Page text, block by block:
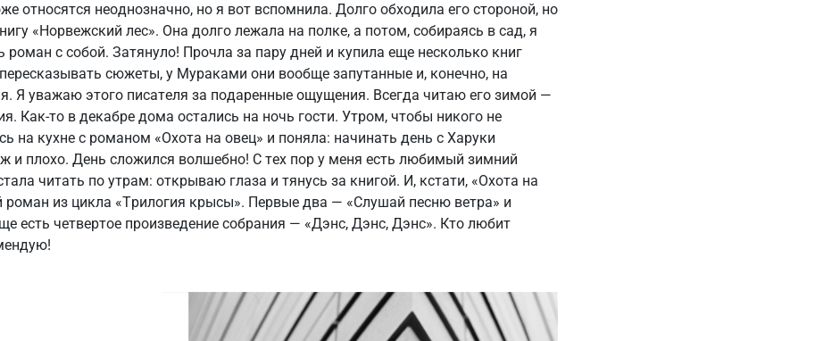
относятся неоднозначно, но я вот вспомнила. Долго обходила его стороной, но
«Норвежский лес». Она долго лежала на полке, а потом, собираясь в сад, я
роман с собой. Затянуло! Прочла за пару дней и купила еще несколько книг
сюжеты, у Мураками они вообще запутанные и, конечно, на
Я уважаю этого писателя за подаренные ощущения. Всегда читаю его зимой —
Как-то в декабре дома остались на ночь гости. Утром, чтобы никого не
на кухне с романом «Охота на овец» и поняла: начинать день с Харуки
и плохо. День сложился волшебно! С тех пор у меня есть любимый зимний
читать по утрам: открываю глаза и тянусь за книгой. И, кстати, «Охота на
роман из цикла «Трилогия крысы». Первые два — «Слушай песню ветра» и
есть четвертое произведение собрания — «Дэнс, Дэнс, Дэнс». Кто любит